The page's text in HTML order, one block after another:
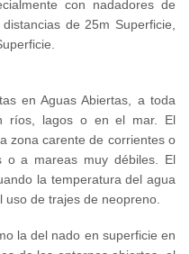
con nadadores de
de 25m Superficie,
en Aguas Abiertas, a toda
ríos, lagos o en el mar. El
zona carente de corrientes o
o a mareas muy débiles. El
la temperatura del agua
de trajes de neopreno.
la del nado en superficie en